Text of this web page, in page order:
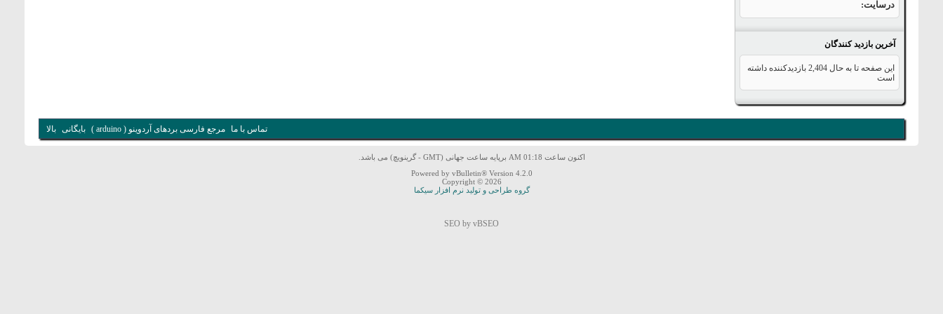
درسایت
آخرین بازدید کنندگان
این صفحه تا به حال 2,404 بازدیدکننده داشته
است
تماس با ما مرجع فارسی بردهای آردوینو ( arduino ) بایگانی بالا
اکنون ساعت 01:18 AM برپایه ساعت جهانی (GMT - گرینویچ) می باشد.
Powered by vBulletin® Version 4.2.0
Copyright © 2026
گروه طراحی و تولید نرم افزار سیکما
SEO by vBSEO